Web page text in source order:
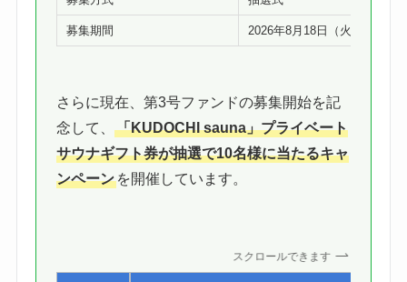
募集期間 2026年8月18日（火）17:00ま
さらに現在、第3号ファンドの募集開始を記
念して、「KUDOCHI sauna」プライベート
サウナギフト券が抽選で10名様に当たるキャ
ンペーン を開催しています。
スクロールできます